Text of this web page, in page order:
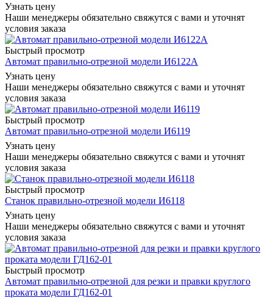
Узнать цену
Наши менеджеры обязательно свяжутся с вами и уточнят
условия заказа
Быстрый просмотр
Автомат правильно-отрезной модели И6122А
Узнать цену
Наши менеджеры обязательно свяжутся с вами и уточнят
условия заказа
Быстрый просмотр
Автомат правильно-отрезной модели И6119
Узнать цену
Наши менеджеры обязательно свяжутся с вами и уточнят
условия заказа
Быстрый просмотр
Станок правильно-отрезной модели И6118
Узнать цену
Наши менеджеры обязательно свяжутся с вами и уточнят
условия заказа
Быстрый просмотр
Автомат правильно-отрезной для резки и правки круглого
проката модели ГД162-01